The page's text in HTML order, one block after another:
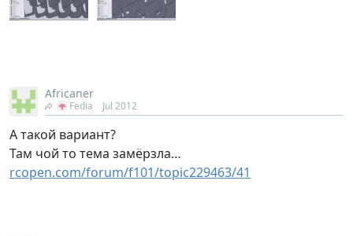
Africaner
Fedia Jul 2012
А такой вариант?
Там чой то тема замёрзла…
rcopen.com/forum/f101/topic229463/41